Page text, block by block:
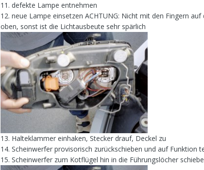
11. defekte Lampe entnehmen
12. neue Lampe einsetzen ACHTUNG: Nicht mit den Fingern
oben, sonst ist die Lichtausbeute sehr spärlich
13. Halteklammer einhaken, Stecker drauf, Deckel zu
14. Scheinwerfer provisorisch zurückschieben und auf Funktion
15. Scheinwerfer zum Kotflügel hin in die Führungslöcher